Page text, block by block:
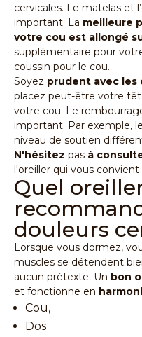
cervicales. Le matelas et
important. La meilleure
votre cou est allongé
supplémentaire pour
coussin pour le cou.
Soyez prudent avec les
placez peut-être votre
votre cou. Le
important. Par exemple,
niveau de soutien
N'hésitez pas à
l'oreiller qui vous
Quel
douleurs
Lorsque vous dormez,
muscles se détendent
aucun prétexte. Un bon
et fonctionne en
Cou,
Dos